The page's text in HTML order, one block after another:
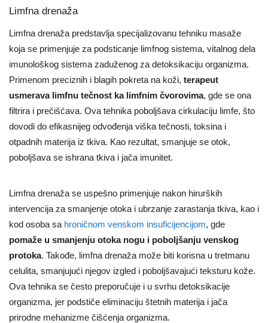
Limfna drenaža
Limfna drenaža predstavlja specijalizovanu tehniku masaže
koja se primenjuje za podsticanje limfnog sistema, vitalnog dela
imunološkog sistema zaduženog za detoksikaciju organizma.
Primenom preciznih i blagih pokreta na koži, terapeut
usmerava limfnu tečnost ka limfnim čvorovima, gde se ona
filtrira i prečišćava. Ova tehnika poboljšava cirkulaciju limfe, što
dovodi do efikasnijeg odvođenja viška tečnosti, toksina i
otpadnih materija iz tkiva. Kao rezultat, smanjuje se otok,
poboljšava se ishrana tkiva i jača imunitet.
Limfna drenaža se uspešno primenjuje nakon hirurških
intervencija za smanjenje otoka i ubrzanje zarastanja tkiva, kao i
kod osoba sa hroničnom venskom insuficijencijom, gde
pomaže u smanjenju otoka nogu i poboljšanju venskog
protoka. Takođe, limfna drenaža može biti korisna u tretmanu
celulita, smanjujući njegov izgled i poboljšavajući teksturu kože.
Ova tehnika se često preporučuje i u svrhu detoksikacije
organizma, jer podstiče eliminaciju štetnih materija i jača
prirodne mehanizme čišćenja organizma.